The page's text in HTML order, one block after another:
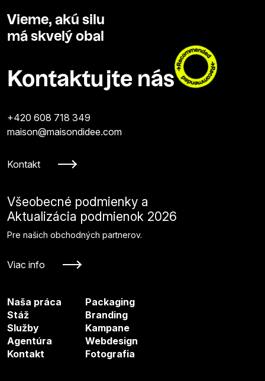
Vieme, akú silu
má skvelý obal
Kontaktujte nás
+420 608 718 349
maison@maisondidee.com
Kontakt
Všeobecné podmienky a
Aktualizácia podmienok 2026
Pre našich obchodných partnerov.
Viac info
Naša práca
Stáž
Služby
Agentúra
Kontakt
Packaging
Branding
Kampane
Webdesign
Fotografia